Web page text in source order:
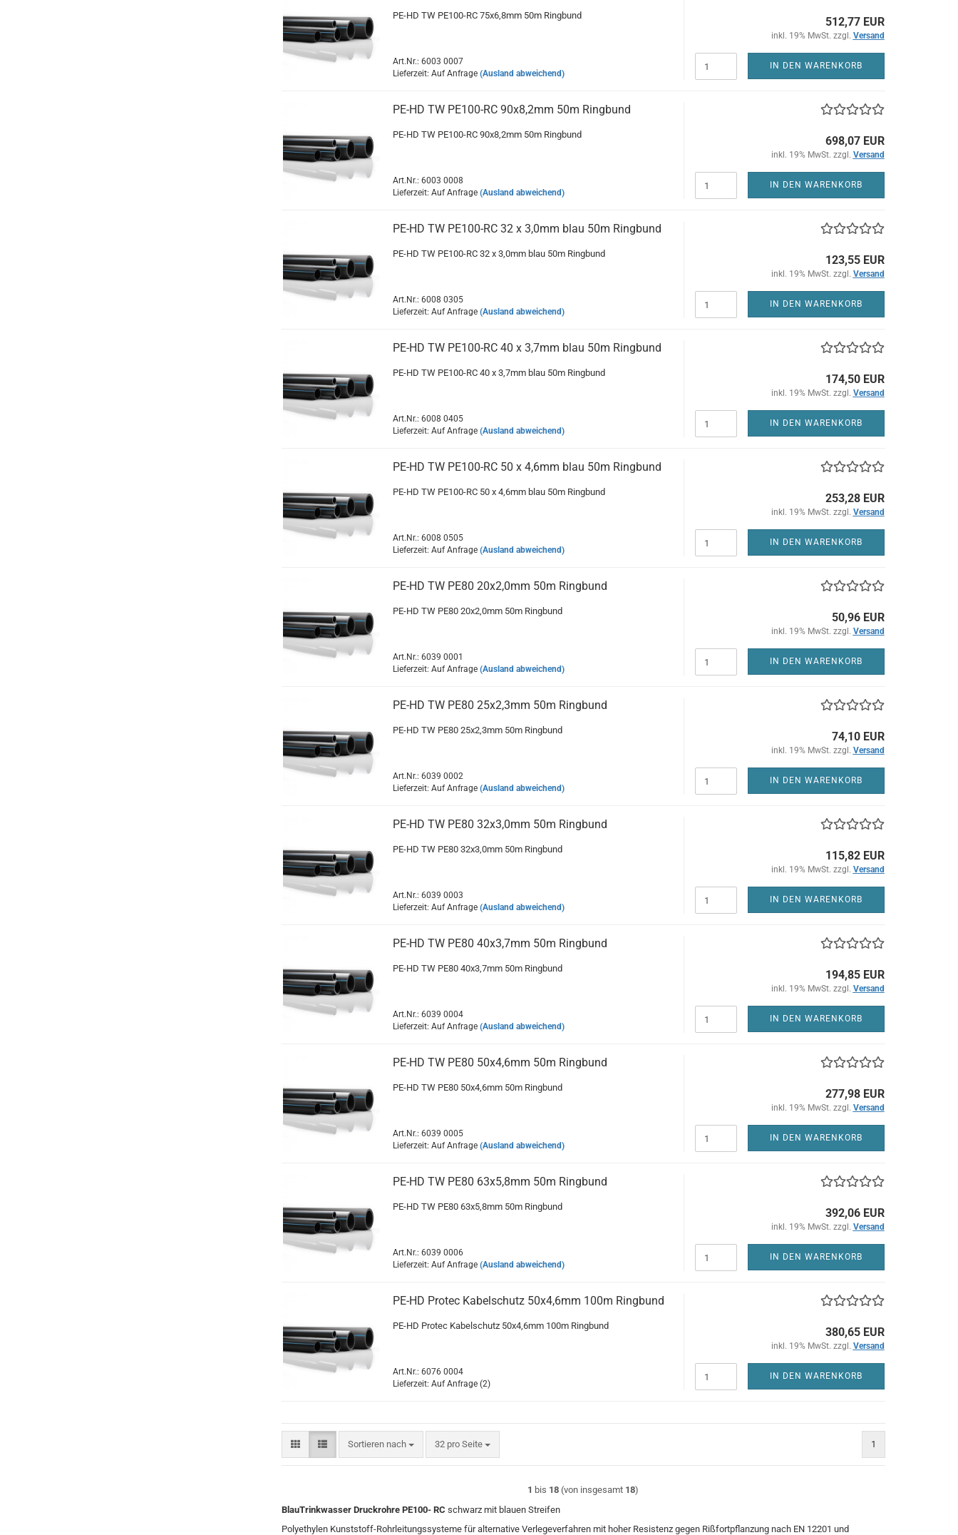
PE-HD TW PE100-RC 75x6,8mm 50m Ringbund
Art.Nr.: 6003 0007
Lieferzeit: Auf Anfrage (Ausland abweichend)
512,77 EUR
inkl. 19% MwSt. zzgl. Versand
IN DEN WARENKORB
PE-HD TW PE100-RC 90x8,2mm 50m Ringbund
PE-HD TW PE100-RC 90x8,2mm 50m Ringbund
Art.Nr.: 6003 0008
Lieferzeit: Auf Anfrage (Ausland abweichend)
698,07 EUR
inkl. 19% MwSt. zzgl. Versand
IN DEN WARENKORB
PE-HD TW PE100-RC 32 x 3,0mm blau 50m Ringbund
PE-HD TW PE100-RC 32 x 3,0mm blau 50m Ringbund
Art.Nr.: 6008 0305
Lieferzeit: Auf Anfrage (Ausland abweichend)
123,55 EUR
inkl. 19% MwSt. zzgl. Versand
IN DEN WARENKORB
PE-HD TW PE100-RC 40 x 3,7mm blau 50m Ringbund
PE-HD TW PE100-RC 40 x 3,7mm blau 50m Ringbund
Art.Nr.: 6008 0405
Lieferzeit: Auf Anfrage (Ausland abweichend)
174,50 EUR
inkl. 19% MwSt. zzgl. Versand
IN DEN WARENKORB
PE-HD TW PE100-RC 50 x 4,6mm blau 50m Ringbund
PE-HD TW PE100-RC 50 x 4,6mm blau 50m Ringbund
Art.Nr.: 6008 0505
Lieferzeit: Auf Anfrage (Ausland abweichend)
253,28 EUR
inkl. 19% MwSt. zzgl. Versand
IN DEN WARENKORB
PE-HD TW PE80 20x2,0mm 50m Ringbund
PE-HD TW PE80 20x2,0mm 50m Ringbund
Art.Nr.: 6039 0001
Lieferzeit: Auf Anfrage (Ausland abweichend)
50,96 EUR
inkl. 19% MwSt. zzgl. Versand
IN DEN WARENKORB
PE-HD TW PE80 25x2,3mm 50m Ringbund
PE-HD TW PE80 25x2,3mm 50m Ringbund
Art.Nr.: 6039 0002
Lieferzeit: Auf Anfrage (Ausland abweichend)
74,10 EUR
inkl. 19% MwSt. zzgl. Versand
IN DEN WARENKORB
PE-HD TW PE80 32x3,0mm 50m Ringbund
PE-HD TW PE80 32x3,0mm 50m Ringbund
Art.Nr.: 6039 0003
Lieferzeit: Auf Anfrage (Ausland abweichend)
115,82 EUR
inkl. 19% MwSt. zzgl. Versand
IN DEN WARENKORB
PE-HD TW PE80 40x3,7mm 50m Ringbund
PE-HD TW PE80 40x3,7mm 50m Ringbund
Art.Nr.: 6039 0004
Lieferzeit: Auf Anfrage (Ausland abweichend)
194,85 EUR
inkl. 19% MwSt. zzgl. Versand
IN DEN WARENKORB
PE-HD TW PE80 50x4,6mm 50m Ringbund
PE-HD TW PE80 50x4,6mm 50m Ringbund
Art.Nr.: 6039 0005
Lieferzeit: Auf Anfrage (Ausland abweichend)
277,98 EUR
inkl. 19% MwSt. zzgl. Versand
IN DEN WARENKORB
PE-HD TW PE80 63x5,8mm 50m Ringbund
PE-HD TW PE80 63x5,8mm 50m Ringbund
Art.Nr.: 6039 0006
Lieferzeit: Auf Anfrage (Ausland abweichend)
392,06 EUR
inkl. 19% MwSt. zzgl. Versand
IN DEN WARENKORB
PE-HD Protec Kabelschutz 50x4,6mm 100m Ringbund
PE-HD Protec Kabelschutz 50x4,6mm 100m Ringbund
Art.Nr.: 6076 0004
Lieferzeit: Auf Anfrage (2)
380,65 EUR
inkl. 19% MwSt. zzgl. Versand
IN DEN WARENKORB
Sortieren nach
Sortieren nach 32 pro Seite
pro Seite 1
1 bis 18 (von insgesamt 18)
BlauTrinkwasser Druckrohre PE100- RC schwarz mit blauen Streifen
Polyethylen Kunststoff-Rohrleitungssysteme für alternative Verlegeverfahren mit hoher Resistenz gegen Rißfortpflanzung nach EN 12201 und